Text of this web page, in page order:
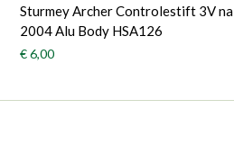
Sturmey Archer Controlestift 3V na
2004 Alu Body HSA126
€ 6,00